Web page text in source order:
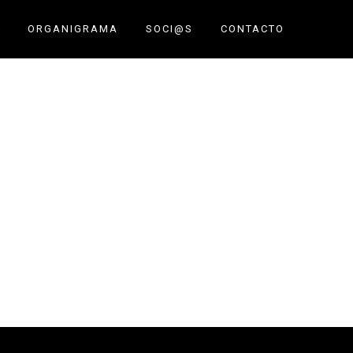
ORGANIGRAMA SOCI@S CONTACTO